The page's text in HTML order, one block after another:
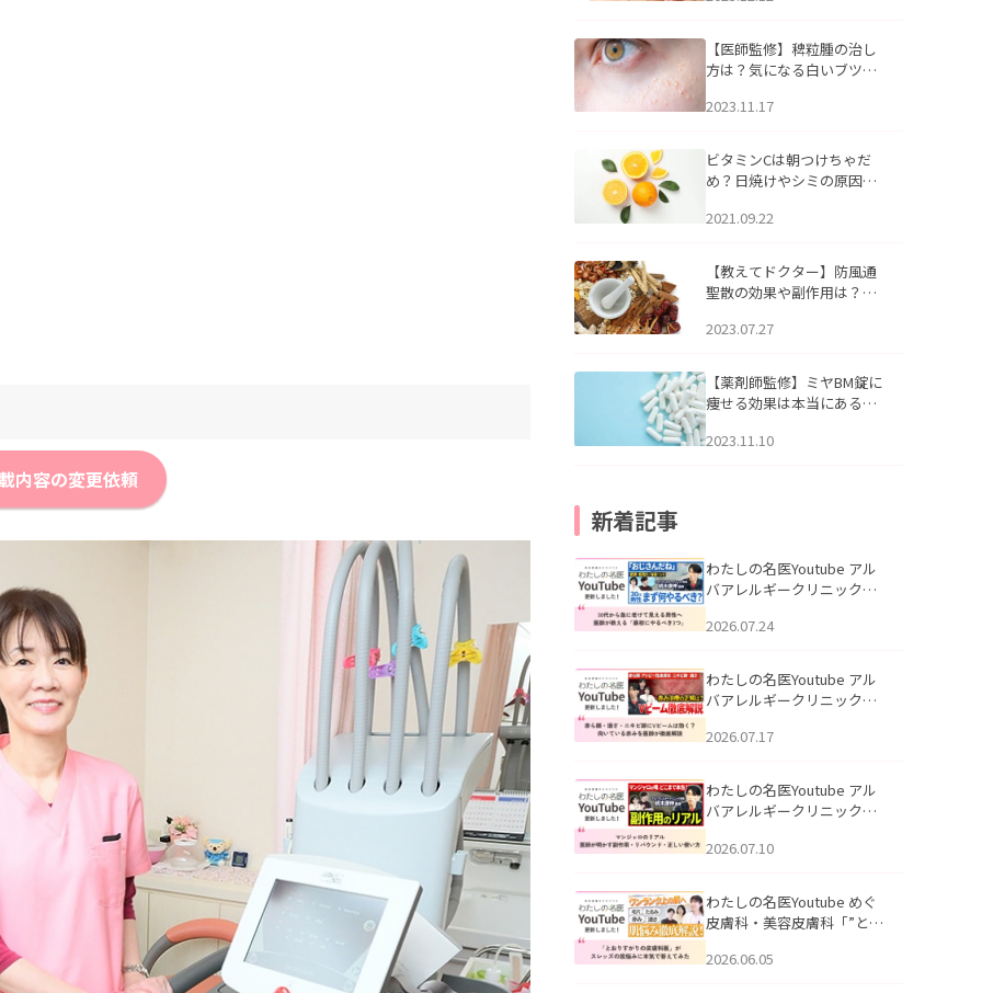
内容の変更依頼
【医師監修】稗粒腫の治し
方は？気になる白いブツブ
アについて
2023.11.17
ビタミンCは朝つけちゃだ
め？日焼けやシミの原因に
2021.09.22
【教えてドクター】防風通
聖散の効果や副作用は？長
2023.07.27
【薬剤師監修】ミヤBM錠に
痩せる効果は本当にある
2023.11.10
新着記事
わたしの名医Youtube アル
バアレルギークリニック札
える男性へ｜医師が教える
公開いたしました。
2026.07.24
わたしの名医Youtube アル
バアレルギークリニック札
跡にVビームは効く？向いて
説」を公開いたしました。
2026.07.17
わたしの名医Youtube アル
バアレルギークリニック札
医師が明かす副作用・リバ
公開いたしました。
2026.07.10
わたしの名医Youtube めぐ
皮膚科・美容皮膚科「”とお
ッズの肌悩みに本気で答え
2026.06.05